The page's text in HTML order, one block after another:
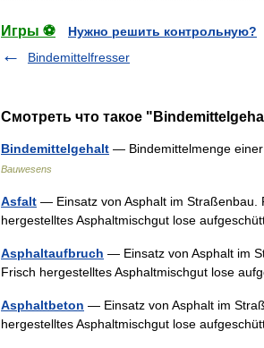
Игры ⚽
Нужно решить контрольную?
Bindemittelfresser
Смотреть что такое
Bindemittelgehalt — Bindemittelmenge
Bauwesens
Asfalt — Einsatz von Asphalt im Straßenbau.
hergestelltes Asphaltmischgut lose
Asphaltaufbruch — Einsatz von Asphalt im
Frisch hergestelltes Asphaltmischgut lose
Asphaltbeton — Einsatz von Asphalt im
hergestelltes Asphaltmischgut lose